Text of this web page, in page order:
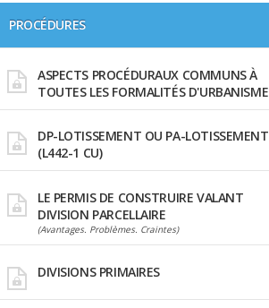
PROCÉDURES
ASPECTS PROCÉDURAUX COMMUNS À
TOUTES LES FORMALITÉS D'URBANISME
DP-LOTISSEMENT OU PA-LOTISSEMENT
(L442-1 CU)
LE PERMIS DE CONSTRUIRE VALANT
DIVISION PARCELLAIRE
(Avantages. Problèmes. Craintes)
DIVISIONS PRIMAIRES